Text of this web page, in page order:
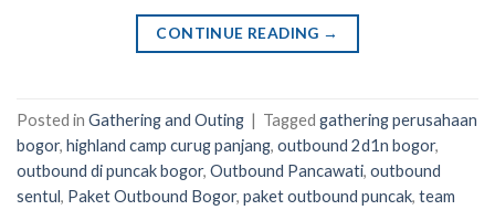
CONTINUE READING →
Posted in Gathering and Outing | Tagged gathering perusahaan
bogor, highland camp curug panjang, outbound 2d1n bogor,
outbound di puncak bogor, Outbound Pancawati, outbound
sentul, Paket Outbound Bogor, paket outbound puncak, team